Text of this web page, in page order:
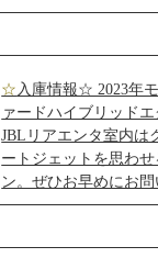
☆入庫情報☆ 2023年モデル TOYOTAアルフ
ァードハイブリッド
JBLリアエンタ室内は
ートジェットを思わ
ン。ぜひお早めにお問